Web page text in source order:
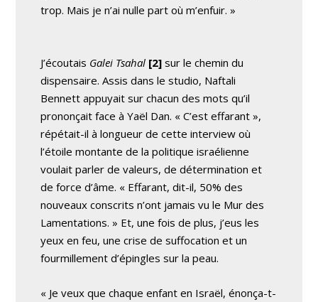
trop. Mais je n’ai nulle part où m’enfuir. »
J’écoutais Galei Tsahal [2] sur le chemin du
dispensaire. Assis dans le studio, Naftali
Bennett appuyait sur chacun des mots qu’il
prononçait face à Yaël Dan. « C’est effarant »,
répétait-il à longueur de cette interview où
l’étoile montante de la politique israélienne
voulait parler de valeurs, de détermination et
de force d’âme. « Effarant, dit-il, 50% des
nouveaux conscrits n’ont jamais vu le Mur des
Lamentations. » Et, une fois de plus, j’eus les
yeux en feu, une crise de suffocation et un
fourmillement d’épingles sur la peau.
« Je veux que chaque enfant en Israël, énonça-t-